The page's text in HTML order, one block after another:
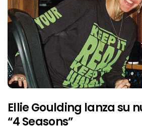
Ellie Goulding lanza su
“4 Seasons”